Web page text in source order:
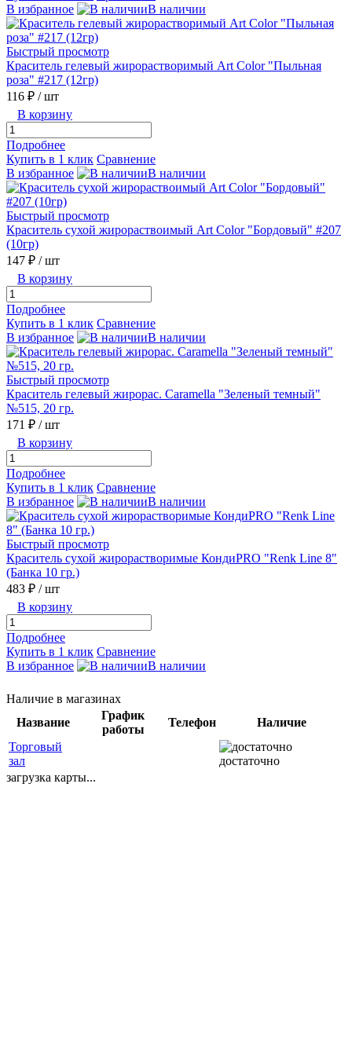
В избранное
В наличии
Быстрый просмотр
Краситель гелевый жирорастворимый Art Color "Пыльная
роза" #217 (12гр)
116 ₽ / шт
В корзину
Подробнее
Купить в 1 клик Сравнение
В избранное
В наличии
Быстрый просмотр
Краситель сухой жирораствоимый Art Color "Бордовый" #207
(10гр)
147 ₽ / шт
В корзину
Подробнее
Купить в 1 клик Сравнение
В избранное
В наличии
Быстрый просмотр
Краситель гелевый жирорас. Caramella "Зеленый темный"
№515, 20 гр.
171 ₽ / шт
В корзину
Подробнее
Купить в 1 клик Сравнение
В избранное
В наличии
Быстрый просмотр
Краситель сухой жирорастворимые КондиPRO "Renk Line 8"
(Банка 10 гр.)
483 ₽ / шт
В корзину
Подробнее
Купить в 1 клик Сравнение
В избранное
В наличии
Наличие в магазинах
Название
График
работы
Телефон
Наличие
Торговый
зал
достаточно
загрузка карты...